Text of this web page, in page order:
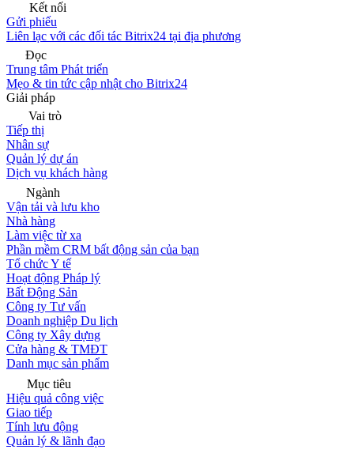
Kết nối
Gửi phiếu
Liên lạc với các đối tác Bitrix24 tại địa phương
Đọc
Trung tâm Phát triển
Mẹo & tin tức cập nhật cho Bitrix24
Giải pháp
Vai trò
Tiếp thị
Nhân sự
Quản lý dự án
Dịch vụ khách hàng
Ngành
Vận tải và lưu kho
Nhà hàng
Làm việc từ xa
Phần mềm CRM bất động sản của bạn
Tổ chức Y tế
Hoạt động Pháp lý
Bất Động Sản
Công ty Tư vấn
Doanh nghiệp Du lịch
Công ty Xây dựng
Cửa hàng & TMĐT
Danh mục sản phẩm
Mục tiêu
Hiệu quả công việc
Giao tiếp
Tính lưu động
Quản lý & lãnh đạo